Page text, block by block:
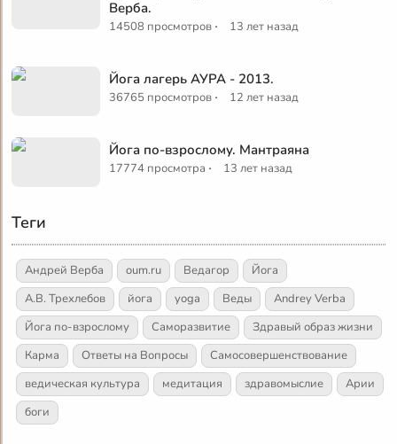
Верба.
14508 просмотров · 13 лет назад
Йога лагерь АУРА - 2013.
36765 просмотров · 12 лет назад
Йога по-взрослому. Мантраяна
17774 просмотра · 13 лет назад
Теги
Андрей Верба oum.ru Ведагор
Йога
А.В. Трехлебов
йога yoga Веды
Andrey Verba
Йога по-взрослому
Саморазвитие
Здравый образ жизни
Карма
Ответы на Вопросы
Самосовершенствование
ведическая культура
медитация здравомыслие
Арии
боги